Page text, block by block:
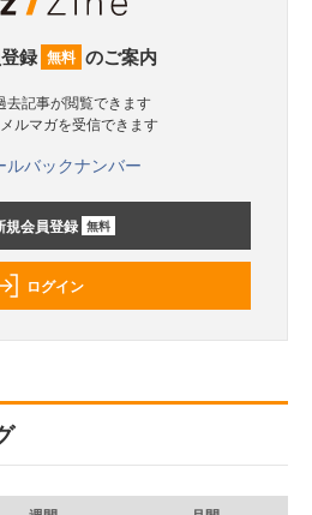
録 無料 のご案内
去記事が閲覧できます
ルマガを受信できます
ルバックナンバー
規会員登録 無料
ログイン